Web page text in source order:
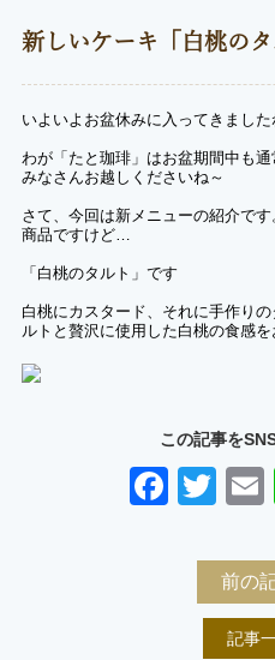
新しいケーキ「白桃のタ
いよいよお盆休みに入ってきました
わが「たと珈琲」はお盆期間中も
みなさんお越しくださいね～
さて、今回は新メニューの紹介で
商品ですけど…
「白桃のタルト」です
白桃にカスタード、それに手作り
ルトと贅沢に使用した白桃の食感を
この記事を
前の
記事